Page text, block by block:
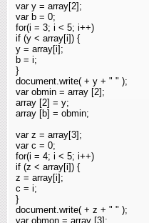
var y = array[2];
var b = 0;
for(i = 3; i < 5; i++)
if (y < array[i]) {
y = array[i];
b = i;
}
document.write( + y + " " );
var obmin = array [2];
array [2] = y;
array [b] = obmin;
var z = array[3];
var c = 0;
for(i = 4; i < 5; i++)
if (z < array[i]) {
z = array[i];
c = i;
}
document.write( + z + " " );
var obmon = array [3];